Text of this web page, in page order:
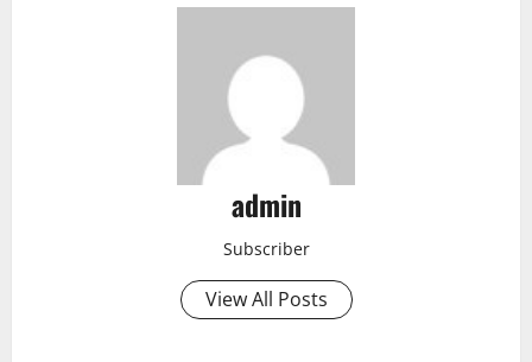
admin
Subscriber
View All Posts